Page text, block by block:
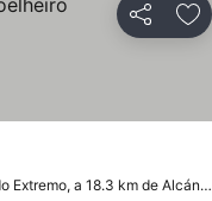
Partilhar
Salvaterra do Extremo, a 18.3 km de Alcántara